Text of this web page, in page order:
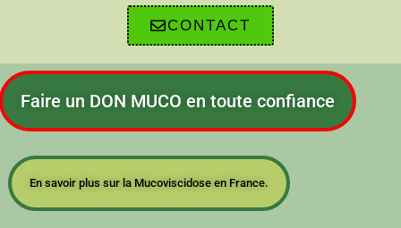
CONTACT
Faire un DON MUCO en toute confiance
En savoir plus sur la Mucoviscidose en France.